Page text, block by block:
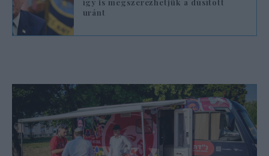
így is megszerezhetjük a dúsított
uránt